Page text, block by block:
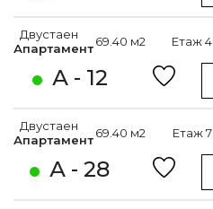
А - 12
Двустаен
Апартамент69.40 м2 Етаж 4
А - 28
Двустаен
Апартамент69.40 м2 Етаж 7